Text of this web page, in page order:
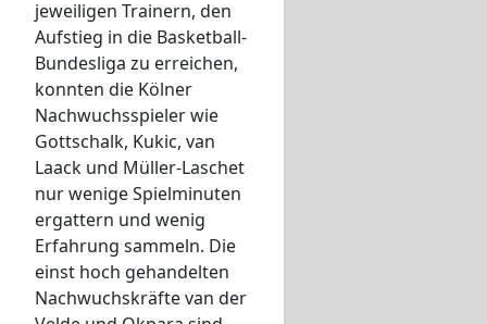
jeweiligen Trainern, den
Aufstieg in die Basketball-
Bundesliga zu erreichen,
konnten die Kölner
Nachwuchsspieler wie
Gottschalk, Kukic, van
Laack und Müller-Laschet
nur wenige Spielminuten
ergattern und wenig
Erfahrung sammeln. Die
einst hoch gehandelten
Nachwuchskräfte van der